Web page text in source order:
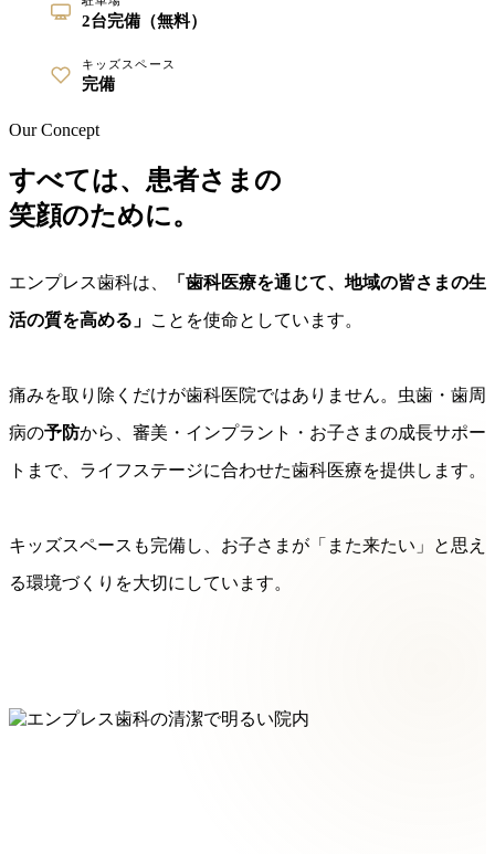
2台完備（無料）
キッズスペース
完備
Our Concept
すべては、患者さまの
笑顔のために。
エンプレス歯科は、
「歯科医療を通じて、地域の皆さまの生
活の質を高める」
ことを使命としています。
痛みを取り除くだけが歯科医院ではありません。虫歯・歯周
病の予防から、審美・インプラント・お子さまの成長サポー
トまで、ライフステージに合わせた歯科医療を提供します。
キッズスペースも完備し、お子さまが「また来たい」と思え
る環境づくりを大切にしています。